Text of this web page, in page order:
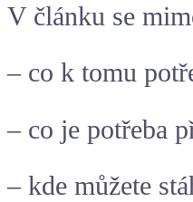
V článku se
– co k tomu
– co je potřeba
– kde můžete